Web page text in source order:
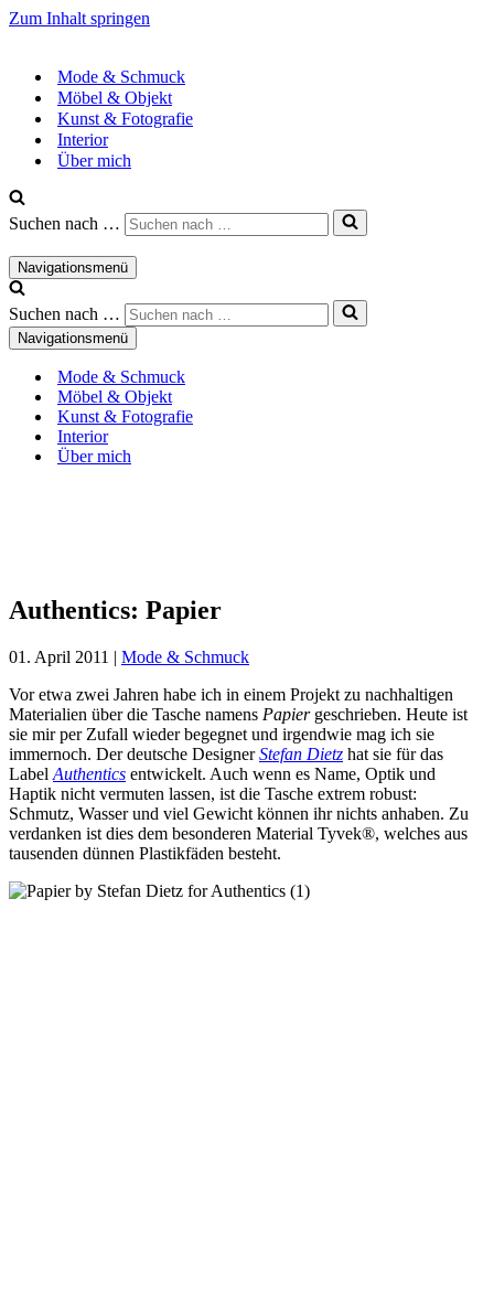
Zum Inhalt springen
Mode & Schmuck
Möbel & Objekt
Kunst & Fotografie
Interior
Über mich
Suchen nach …
Navigationsmenü
Suchen nach …
Navigationsmenü
Mode & Schmuck
Möbel & Objekt
Kunst & Fotografie
Interior
Über mich
Authentics: Papier
01. April 2011 | Mode & Schmuck
Vor etwa zwei Jahren habe ich in einem Projekt zu nachhaltigen
Materialien über die Tasche namens Papiergeschrieben. Heute ist
sie mir per Zufall wieder begegnet und irgendwie mag ich sie
immernoch. Der deutsche DesignerStefan Dietz hat sie für das
Label Authentics entwickelt. Auch wenn es Name, Optik und
Haptik nicht vermuten lassen, ist die Tasche extrem robust:
Schmutz, Wasser und viel Gewicht können ihr nichts anhaben. Zu
verdanken ist dies dem besonderen Material Tyvek®, welches aus
tausenden dünnen Plastikfäden besteht.